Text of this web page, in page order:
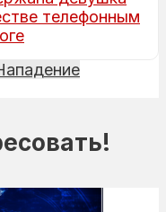
телефонным